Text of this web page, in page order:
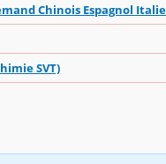
Chinois Espagnol
SVT)